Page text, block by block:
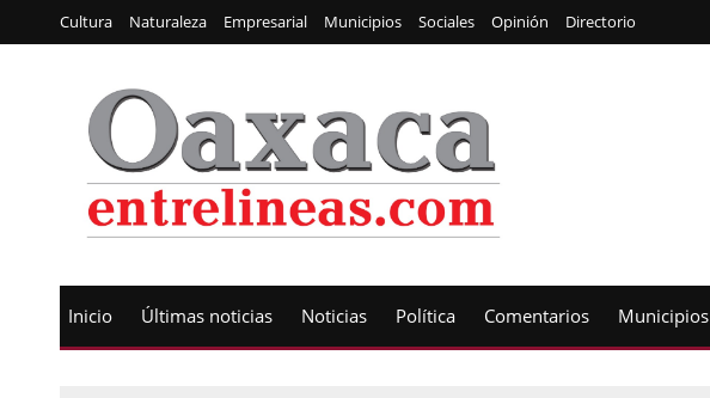
Cultura Naturaleza Empresarial Municipios Sociales Opinión Directorio
Inicio Últimas noticias Noticias Política Comentarios Municipios